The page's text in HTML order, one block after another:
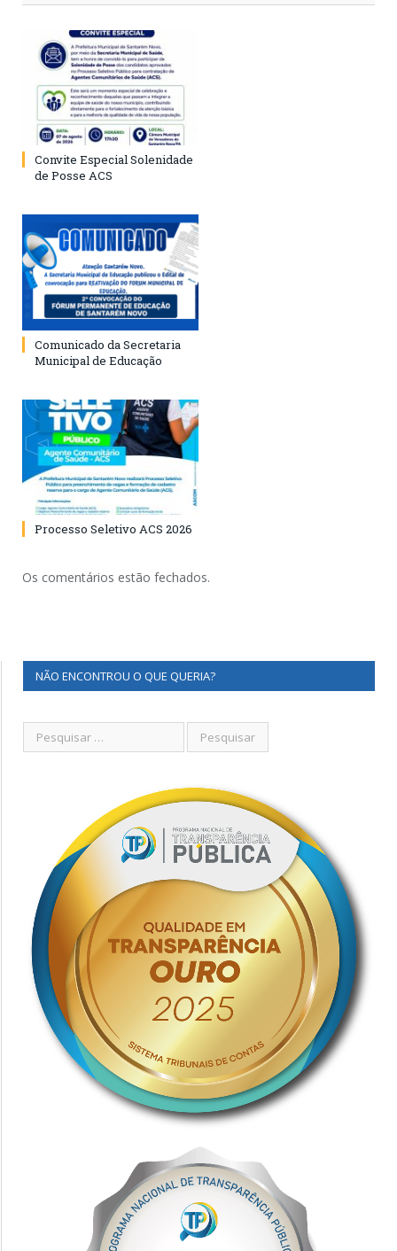
Convite Especial Solenidade
de Posse ACS
Comunicado da Secretaria
Municipal de Educação
Processo Seletivo ACS 2026
Os comentários estão fechados.
NÃO ENCONTROU O QUE QUERIA?